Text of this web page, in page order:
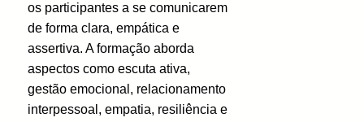
os participantes a se comunicarem
de forma clara, empática e
assertiva. A formação aborda
aspectos como escuta ativa,
gestão emocional, relacionamento
interpessoal, empatia, resiliência e